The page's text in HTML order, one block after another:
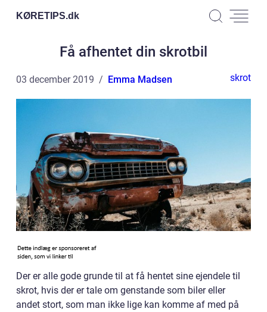
KØRETIPS.dk
Få afhentet din skrotbil
03 december 2019 Emma Madsen skrot
Der er alle gode grunde til at få hentet sine ejendele til
skrot, hvis der er tale om genstande som biler eller
andet stort, som man ikke lige kan komme af med på